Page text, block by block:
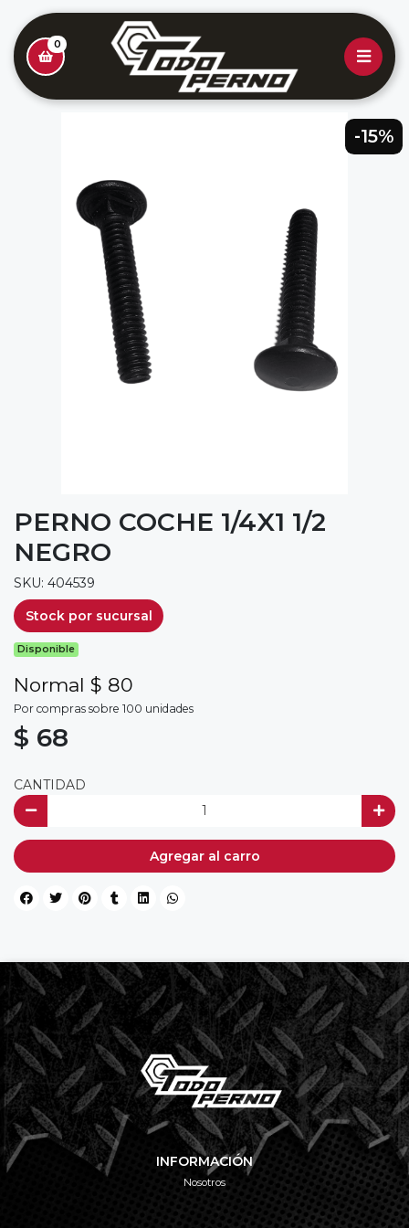
0
-15%
PERNO COCHE 1/4X1 1/2
NEGRO
SKU: 404539
Stock por sucursal
Disponible
Normal $ 80
Por compras sobre 100 unidades
$ 68
CANTIDAD
Agregar al carro
INFORMACIÓN
Nosotros